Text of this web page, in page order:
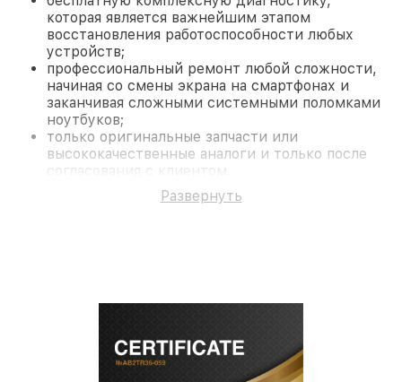
которая является важнейшим этапом
восстановления работоспособности любых
устройств;
профессиональный ремонт любой сложности,
начиная со смены экрана на смартфонах и
заканчивая сложными системными поломками
ноутбуков;
только оригинальные запчасти или
высококачественные аналоги и только после
согласования с клиентом.
На все работы и замененные комплектующие
предоставляется длительная гарантия. В случае
современное оборудование и
лицензированное ПО в ремонтно-
Развернуть